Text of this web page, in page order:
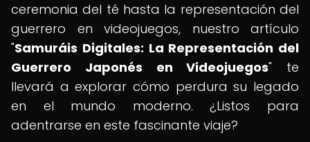
ceremonia del té hasta la representación del
guerrero en videojuegos, nuestro artículo
"Samuráis Digitales: La Representación del
Guerrero Japonés en Videojuegos" te
llevará a explorar cómo perdura su legado
en el mundo moderno. ¿Listos para
adentrarse en este fascinante viaje?